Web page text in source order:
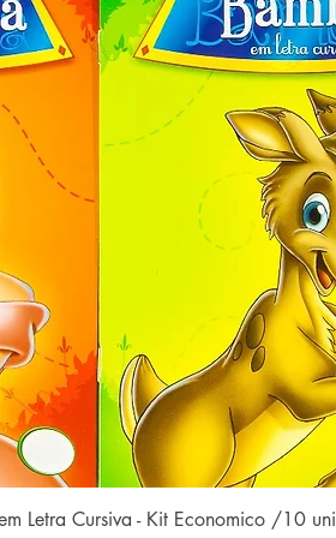
Letra Cursiva - Kit Economico /10 uni